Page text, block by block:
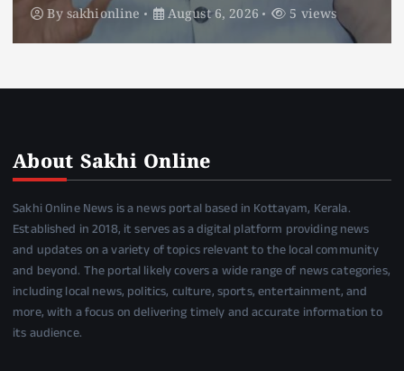
By sakhionline August 6, 2026 4 views
About Sakhi Online
Sakhi Online News is a news portal based in Kottayam, Kerala.
Established in 2018, it serves as a digital platform providing news
and updates on a variety of topics relevant to the local community
and beyond. The portal likely covers a wide range of news categories,
including local news, politics, culture, sports, entertainment, and
more, with a focus on delivering timely and accurate information to
its audience.